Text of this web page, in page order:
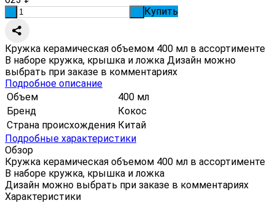
Купить
Кружка керамическая объемом 400 мл в ассортименте
В наборе кружка, крышка и ложка Дизайн можно
выбрать при заказе в комментариях
Подробное описание
Объем
400 мл
Бренд
Кокос
Страна происхождения Китай
Подробные характеристики
Обзор
Кружка керамическая объемом 400 мл в ассортименте
В наборе кружка, крышка и ложка
Дизайн можно выбрать при заказе в комментариях
Характеристики